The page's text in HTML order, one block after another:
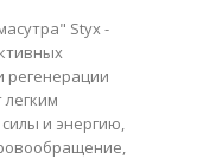
Styx -
регенерации
и энергию,